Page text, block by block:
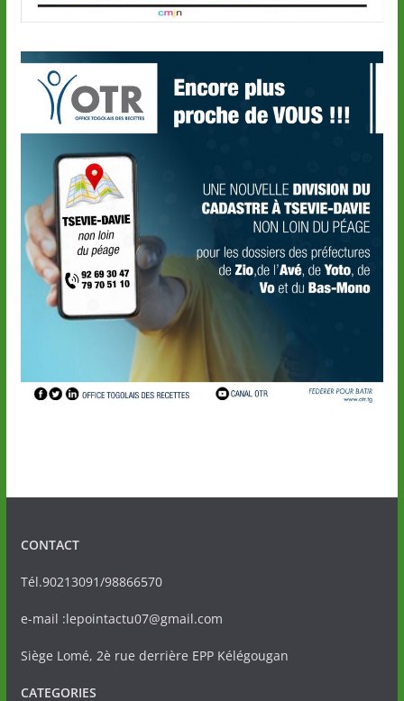
CONTACT
Tél.90213091/98866570
e-mail :lepointactu07@gmail.com
Siège Lomé, 2è rue derrière EPP Kélégougan
CATEGORIES